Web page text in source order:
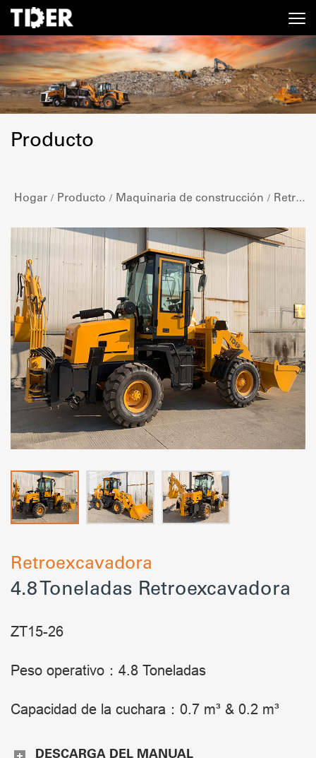
Producto
Hogar / Producto / Maquinaria de construcción / Retroexcavadora
Retroexcavadora
4.8 Toneladas Retroexcavadora
ZT15-26
Peso operativo：4.8 Toneladas
Capacidad de la cuchara：0.7 m³ & 0.2 m³
DESCARGA DEL MANUAL